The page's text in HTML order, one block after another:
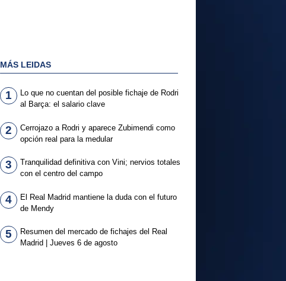
MÁS LEIDAS
1
Lo que no cuentan del posible fichaje de Rodri
al Barça: el salario clave
2
Cerrojazo a Rodri y aparece Zubimendi como
opción real para la medular
3
Tranquilidad definitiva con Vini; nervios totales
con el centro del campo
4
El Real Madrid mantiene la duda con el futuro
de Mendy
5
Resumen del mercado de fichajes del Real
Madrid | Jueves 6 de agosto